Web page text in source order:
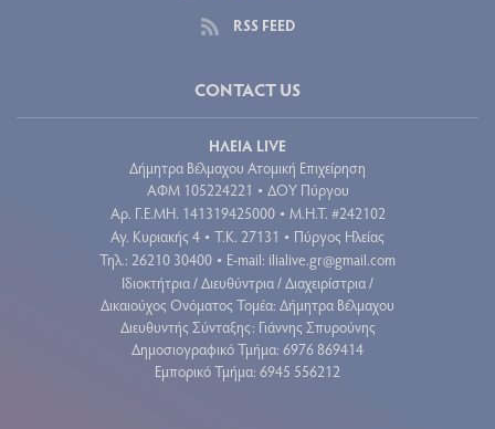
RSS FEED
CONTACT US
ΗΛΕΙΑ LIVE
Δήμητρα Βέλμαχου Ατομική Επιχείρηση
ΑΦΜ 105224221 • ΔΟΥ Πύργου
Aρ. Γ.Ε.ΜΗ. 141319425000 • Μ.Η.Τ. #242102
Αγ. Κυριακής 4 • Τ.Κ. 27131 • Πύργος Ηλείας
Τηλ.: 26210 30400 • E-mail: ilialive.gr@gmail.com
Ιδιοκτήτρια / Διευθύντρια / Διαχειρίστρια /
Δικαιούχος Ονόματος Τομέα: Δήμητρα Βέλμαχου
Διευθυντής Σύνταξης: Γιάννης Σπυρούνης
Δημοσιογραφικό Τμήμα: 6976 869414
Εμπορικό Τμήμα: 6945 556212